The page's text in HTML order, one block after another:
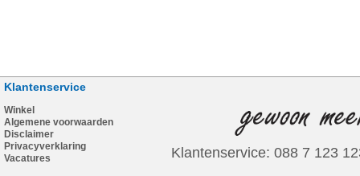
Klantenservice
Winkel
Algemene voorwaarden
Disclaimer
Privacyverklaring
Vacatures
Klantenservice: 088 7 123